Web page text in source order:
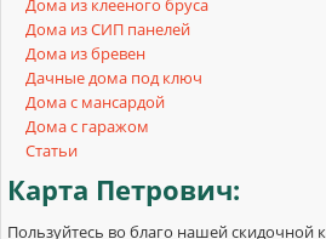
Дома из СИП панелей
Дома из бревен
Дачные дома под ключ
Дома с мансардой
Дома с гаражом
Статьи
Карта Петрович:
Пользуйтесь во благо нашей скидочной